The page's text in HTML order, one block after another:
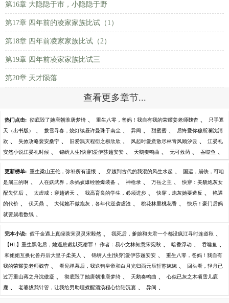
第16章 大隐隐于市，小隐隐于野
第17章 四年前的凌家家族比试（1）
第18章 四年前凌家家族比试（2）
第19章 四年前凌家家族比试三
第20章 天才陨落
查看更多章节...
热门点击: 彻底毁了她唐朝淮唐梦绮 、 重生八零，爸妈！我自有我的荣耀姜老师魏杳 、 只手遮
天（出书版） 、 拨雪寻春，烧灯续昼许曼珠于南尘 、 异间 、 甜蜜蜜 、 后悔爱你穆斯澜沈清
欢 、 失效攻略裴安桑宁 、 旧爱泯灭程衍之柳欣欣 、 风起时爱意散尽林青风顾汐云 、 江晏礼
安然小说江晏礼时候 、 锦绣人生[快穿]爱伊莎越安安 、 天鹅奏鸣曲 、 无可救药 、 吞噬鱼 、
更新榜单: 重生梁山王伦，弥补所有遗恨 、 穿越到古代的我混的风生水起 、 国运，崩铁，可咱
是崩三的啊 、 人在妖武界，杀蚂蚁爆经验爆装备 、 神枪录 、 万岳之主 、 快穿：美貌炮灰女
配失忆后 、 太虚戒：穿越诸天 、 我高育良的学生，必须进步 、 快穿，炮灰她要造反 、 艳遇
的代价 、 伏天鼎 、 大佬她不做炮灰，各年代逆袭虐渣 、 桃花林里桃花香 、 快乐！豪门后妈
就要躺着数钱 、
完本小说: 假千金遇上真绿茶宋灵灵宋毅然 、 我死后，爹娘和夫君一个都没疯江寻时连道秋 、
【HL】重生黑化后，她逼总裁以死谢罪！ 作者：易小文林知意宋宛秋 、 暗香浮动 、 吞噬鱼 、
和姐姐互换化兽丹后大皇子柔美人 、 锦绣人生[快穿]爱伊莎越安安 、 重生八零，爸妈！我自有
我的荣耀姜老师魏杳 、 看见弹幕后，我送狗皇帝和白月光归西元辰轩苏婉婉 、 回头看，轻舟已
过万重山蒋之舟沈傲凝 、 彻底毁了她唐朝淮唐梦绮 、 天鹅奏鸣曲 、 心似已灰之木项雪儿鹿
鹿 、 老婆拔我针管，让我给男助理煮醒酒汤程心怡陆沉宴 、 异间 、